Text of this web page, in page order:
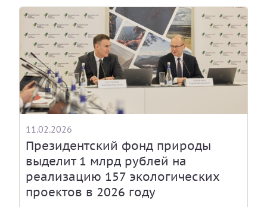
11.02.2026
Президентский фонд природы
выделит 1 млрд рублей на
реализацию 157 экологических
проектов в 2026 году